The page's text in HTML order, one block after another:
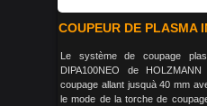
COUPEUR DE PLASMA
Le système de coupage
DIPA100NEO de
coupage allant jusquà 40 mm
le mode de la torche de